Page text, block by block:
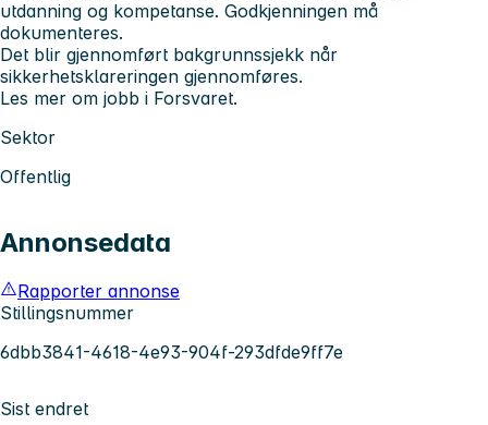
utdanning og kompetanse. Godkjenningen må
dokumenteres.
Det blir gjennomført bakgrunnssjekk når
sikkerhetsklareringen gjennomføres.
Les mer om jobb i Forsvaret.
Sektor
Offentlig
Annonsedata
Rapporter annonse
Stillingsnummer
6dbb3841-4618-4e93-904f-293dfde9ff7e
Sist endret